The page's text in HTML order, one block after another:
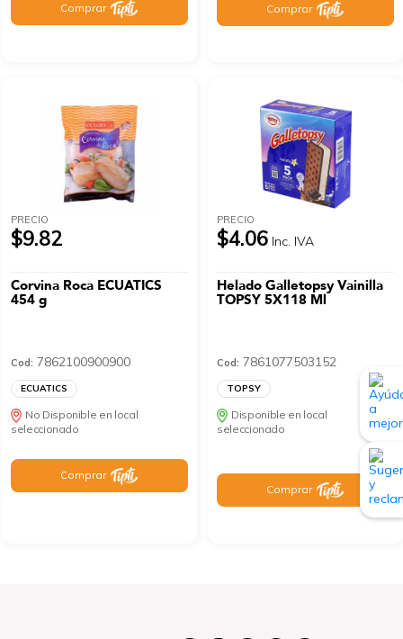
Comprar Comprar
PRECIO
$9.82
Corvina Roca ECUATICS
454 g
Cod: 7862100900900
ECUATICS
No Disponible en local
seleccionado
Comprar
PRECIO
$4.06 Inc. IVA
Helado Galletopsy Vainilla
TOPSY 5X118 Ml
Cod: 7861077503152
TOPSY
Disponible en local
seleccionado
Comprar